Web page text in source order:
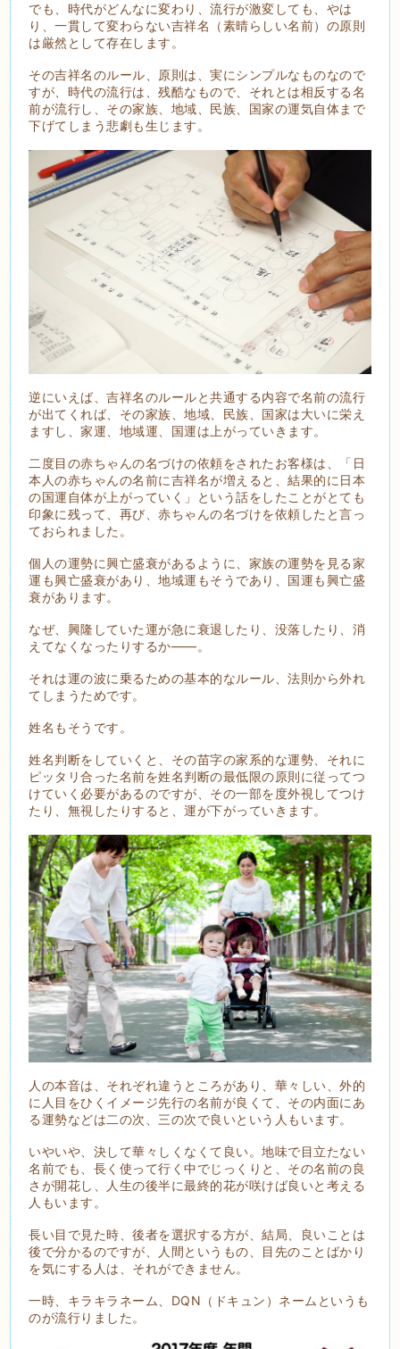
でも、時代がどんなに変わり、流行が激変しても、やは
り、一貫して変わらない吉祥名（素晴らしい名前）の原則
は厳然として存在します。
その吉祥名のルール、原則は、実にシンプルなものなので
すが、時代の流行は、残酷なもので、それとは相反する名
前が流行し、その家族、地域、民族、国家の運気自体まで
下げてしまう悲劇も生じます。
逆にいえば、吉祥名のルールと共通する内容で名前の流行
が出てくれば、その家族、地域、民族、国家は大いに栄え
ますし、家運、地域運、国運は上がっていきます。
二度目の赤ちゃんの名づけの依頼をされたお客様は、「日
本人の赤ちゃんの名前に吉祥名が増えると、結果的に日本
の国運自体が上がっていく」という話をしたことがとても
印象に残って、再び、赤ちゃんの名づけを依頼したと言っ
ておられました。
個人の運勢に興亡盛衰があるように、家族の運勢を見る家
運も興亡盛衰があり、地域運もそうであり、国運も興亡盛
衰があります。
なぜ、興隆していた運が急に衰退したり、没落したり、消
えてなくなったりするか――。
それは運の波に乗るための基本的なルール、法則から外れ
てしまうためです。
姓名もそうです。
姓名判断をしていくと、その苗字の家系的な運勢、それに
ピッタリ合った名前を姓名判断の最低限の原則に従ってつ
けていく必要があるのですが、その一部を度外視してつけ
たり、無視したりすると、運が下がっていきます。
人の本音は、それぞれ違うところがあり、華々しい、外的
に人目をひくイメージ先行の名前が良くて、その内面にあ
る運勢などは二の次、三の次で良いという人もいます。
いやいや、決して華々しくなくて良い。地味で目立たない
名前でも、長く使って行く中でじっくりと、その名前の良
さが開花し、人生の後半に最終的花が咲けば良いと考える
人もいます。
長い目で見た時、後者を選択する方が、結局、良いことは
後で分かるのですが、人間というもの、目先のことばかり
を気にする人は、それができません。
一時、キラキラネーム、DQN（ドキュン）ネームというも
のが流行りました。